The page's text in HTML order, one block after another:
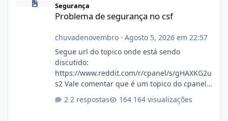
Segurança
Problema de segurança no csf
chuvadenovembro· Agosto 5, 2026 em 22:57
Segue url do topico onde está sendo
discutido:
https://www.reddit.com/r/cpanel/s/gHAXKG2u
s2 Vale comentar que é um topico do cpanel...
2 respostas 164 visualizações